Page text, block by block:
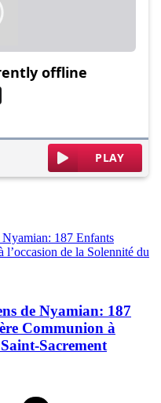
de Nyamian: 187
Communion à
Sacrement